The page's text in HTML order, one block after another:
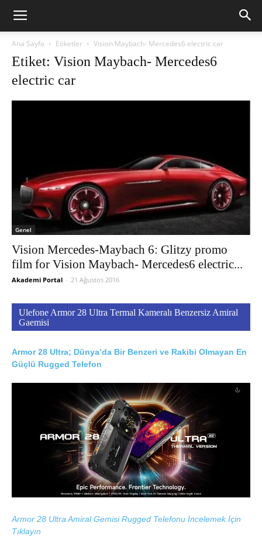
Ana Sayfa Etiketler Vision Maybach- Mercedes6 electric car
Etiket: Vision Maybach- Mercedes6
electric car
Genel
Vision Mercedes-Maybach 6: Glitzy promo
film for Vision Maybach- Mercedes6 electric...
Akademi Portal - 21 Ağustos 2016
Ulefone Armor 28 Ultra Termal Kameralı Benzersiz Amiral
Gaemisi
Armor 28 Ultra; Dünya’da Bir Benzeri ve Rakibi Olmayan En
Güçlü Rugged Telefon
Armor 28 Ultra Amiral Gemisi Rugged Telefonu İncelemek İçin
Tıklayın